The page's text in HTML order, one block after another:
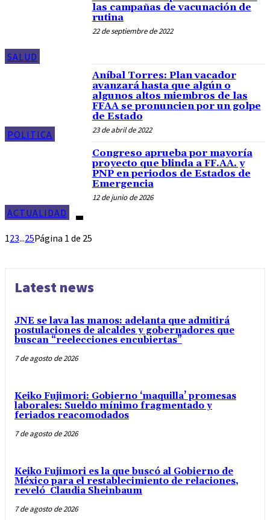
SALUD
las campañas de vacunación de
rutina
22 de septiembre de 2022
POLITICA
Aníbal Torres: Plan vacador
avanzará hasta que algún o
algunos altos miembros de las
FFAA se pronuncien por un golpe
de Estado
23 de abril de 2022
ACTUALIDAD
Congreso aprueba por mayoría
proyecto que blinda a FF.AA. y
PNP en periodos de Estados de
Emergencia
12 de junio de 2026
123...25Página 1 de 25
Latest news
JNE se lava las manos: adelanta que admitirá
postulaciones de alcaldes y gobernadores que
buscan “reelecciones encubiertas”
7 de agosto de 2026
Keiko Fujimori: Gobierno ‘maquilla’ promesas
laborales: Sueldo mínimo fragmentado y
feriados reacomodados
7 de agosto de 2026
Keiko Fujimori es la que buscó al Gobierno de
México para el restablecimiento de relaciones,
reveló Claudia Sheinbaum
7 de agosto de 2026